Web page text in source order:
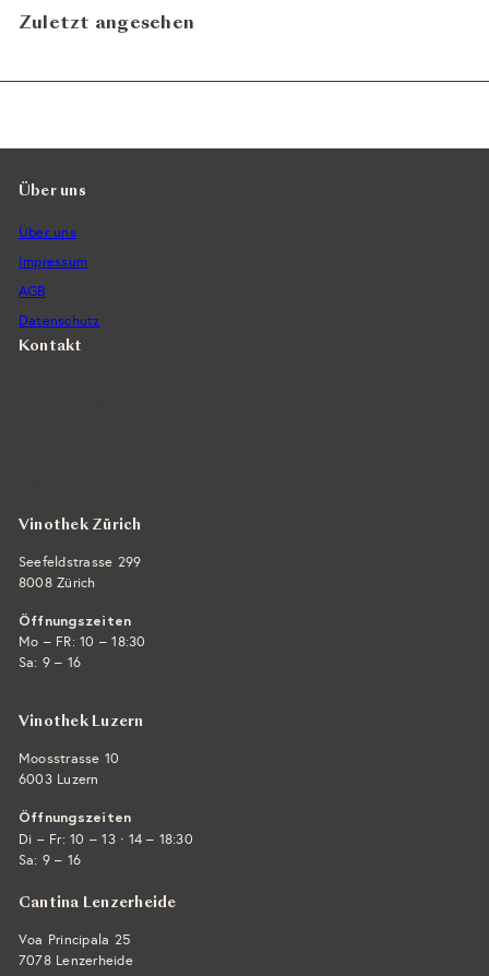
Zuletzt angesehen
Über uns
Über uns
Impressum
AGB
Datenschutz
Kontakt
Vinothek Zürich
Seefeldstrasse 299
8008 Zürich
Öffnungszeiten
Mo – FR: 10 – 18:30
Sa: 9 – 16
Vinothek Luzern
Moosstrasse 10
6003 Luzern
Öffnungszeiten
Di – Fr: 10 – 13 · 14 – 18:30
Sa: 9 – 16
Cantina Lenzerheide
Voa Principala 25
7078 Lenzerheide